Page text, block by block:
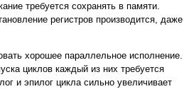
требуется сохранять в памяти.
регистров производится, даже
хорошее параллельное исполнение.
циклов каждый из них требуется
и эпилог цикла сильно увеличивает